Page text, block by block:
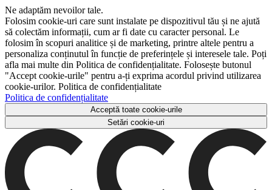
Ne adaptăm nevoilor tale.
Folosim cookie-uri care sunt instalate pe dispozitivul tău și ne ajută
să colectăm informații, cum ar fi date cu caracter personal. Le
folosim în scopuri analitice și de marketing, printre altele pentru a
personaliza conținutul în funcție de preferințele și interesele tale. Poți
afla mai multe din Politica de confidențialitate. Folosește butonul
"Accept cookie-urile" pentru a-ți exprima acordul privind utilizarea
cookie-urilor. Politica de confidențialitate
Politica de confidențialitate
Acceptă toate cookie-urile
Setări cookie-uri